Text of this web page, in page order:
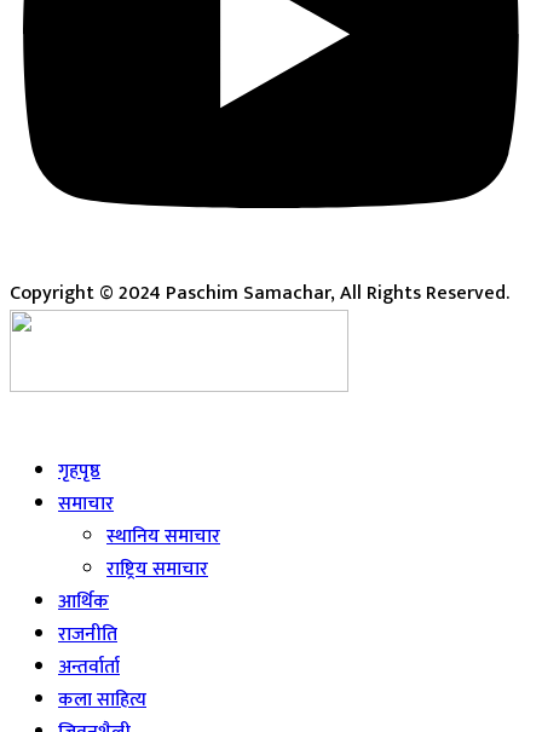
Copyright © 2024 Paschim Samachar, All Rights Reserved.
गृहपृष्ठ
समाचार
स्थानिय समाचार
राष्ट्रिय समाचार
आर्थिक
राजनीति
अन्तर्वार्ता
कला साहित्य